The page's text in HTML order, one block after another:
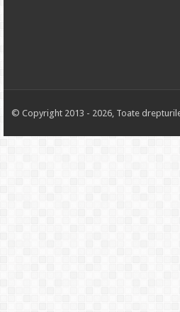
© Copyright 2013 - 2026, Toate